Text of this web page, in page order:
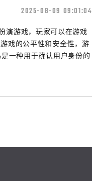
2025-08-09 09:01:04
演游戏，玩家可以在游戏
戏的公平性和安全性，游
一种用于确认用户身份的